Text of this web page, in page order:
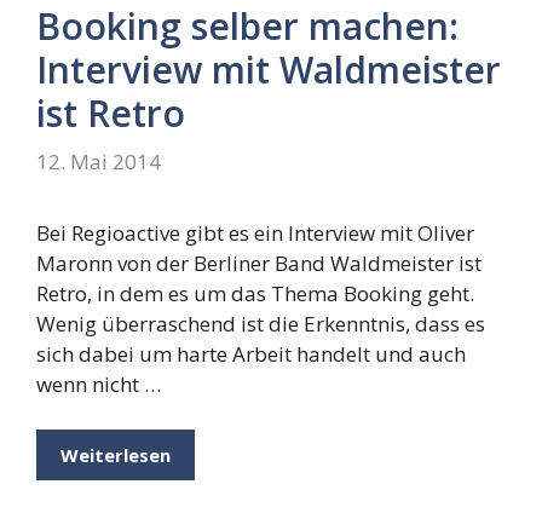
Booking selber machen:
Interview mit Waldmeister
ist Retro
12. Mai 2014
Bei Regioactive gibt es ein Interview mit Oliver
Maronn von der Berliner Band Waldmeister ist
Retro, in dem es um das Thema Booking geht.
Wenig überraschend ist die Erkenntnis, dass es
sich dabei um harte Arbeit handelt und auch
wenn nicht …
Weiterlesen